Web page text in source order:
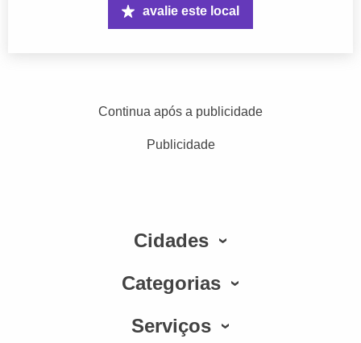
avalie este local
Continua após a publicidade
Publicidade
Cidades
Categorias
Serviços